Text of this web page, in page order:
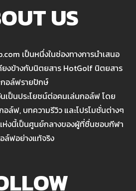
US
เป็นหนึ่งในช่องทางการนำเสนอ
ยงข้างกับนิตยสาร HotGolf นิตยสาร
กอล์ฟรายปักษ์
เป็นประโยชน์ต่อคนเล่นกอล์ฟ โดย
อล์ฟ, บทความรีวิว และโปรโมชั่นต่างๆ
ห่งนี้เป็นศูนย์กลางของผู้ที่ชื่นชอบกีฬา
ล์ฟอย่างแท้จริง